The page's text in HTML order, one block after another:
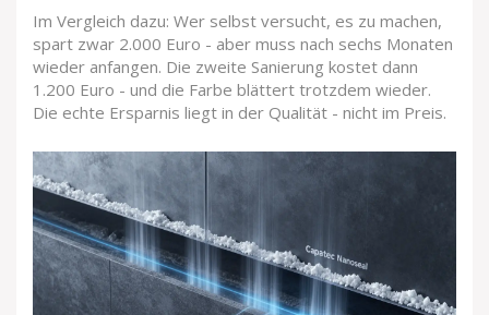
Im Vergleich dazu: Wer selbst versucht, es zu machen,
spart zwar 2.000 Euro - aber muss nach sechs Monaten
wieder anfangen. Die zweite Sanierung kostet dann
1.200 Euro - und die Farbe blättert trotzdem wieder.
Die echte Ersparnis liegt in der Qualität - nicht im Preis.